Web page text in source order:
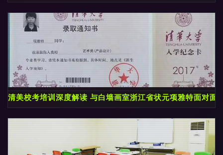
清美校考培训深度解读 与白墙画室浙江省状元项雅特面对面